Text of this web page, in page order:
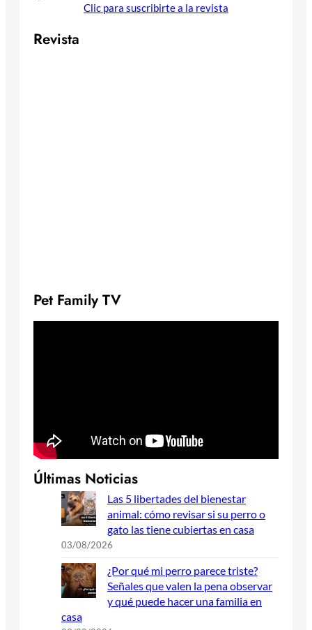
Clic para suscribirte a la revista
Revista
Pet Family TV
Últimas Noticias
Las 5 libertades del bienestar
animal: cómo revisar si su perro o
gato las tiene cubiertas en casa
03/08/2026
¿Por qué mi perro parece triste?
Señales que valen la pena observar
y qué puede hacer una familia en
casa